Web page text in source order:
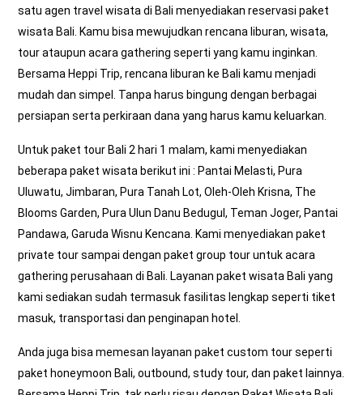
satu agen travel wisata di Bali menyediakan reservasi paket
wisata Bali. Kamu bisa mewujudkan rencana liburan, wisata,
tour ataupun acara gathering seperti yang kamu inginkan.
Bersama Heppi Trip, rencana liburan ke Bali kamu menjadi
mudah dan simpel. Tanpa harus bingung dengan berbagai
persiapan serta perkiraan dana yang harus kamu keluarkan.
Untuk paket tour Bali 2 hari 1 malam, kami menyediakan
beberapa paket wisata berikut ini : Pantai Melasti, Pura
Uluwatu, Jimbaran, Pura Tanah Lot, Oleh-Oleh Krisna, The
Blooms Garden, Pura Ulun Danu Bedugul, Teman Joger, Pantai
Pandawa, Garuda Wisnu Kencana. Kami menyediakan paket
private tour sampai dengan paket group tour untuk acara
gathering perusahaan di Bali. Layanan paket wisata Bali yang
kami sediakan sudah termasuk fasilitas lengkap seperti tiket
masuk, transportasi dan penginapan hotel.
Anda juga bisa memesan layanan paket custom tour seperti
paket honeymoon Bali, outbound, study tour, dan paket lainnya.